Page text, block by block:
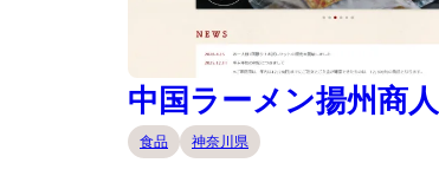
中国ラーメン揚州商人
食品 神奈川県